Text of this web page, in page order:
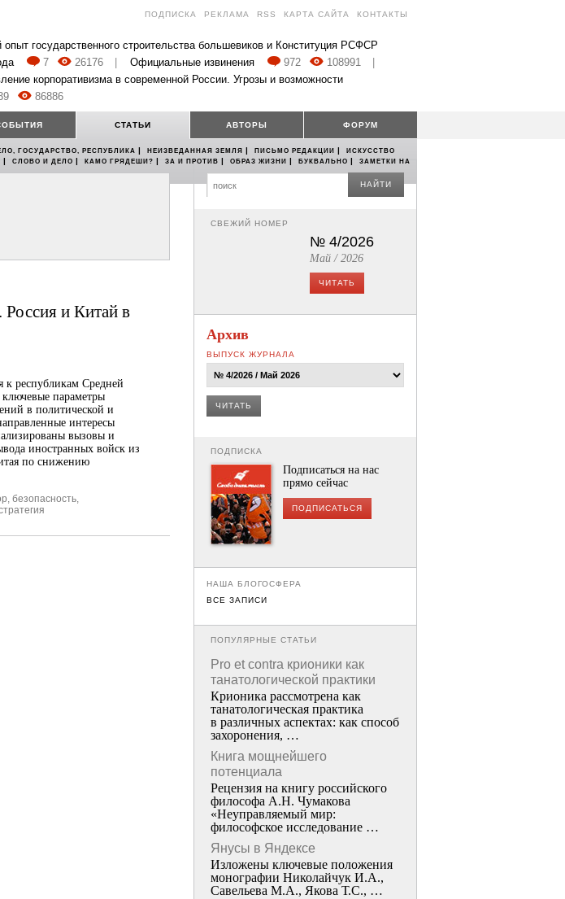
ПОДПИСКА РЕКЛАМА RSS КАРТА САЙТА КОНТАКТЫ
опыт государственного строительства большевиков и Конституция РСФСР
7 26176 Официальные извинения 972 108991
корпоративизма в современной России. Угрозы и возможности
86886
СТАТЬИ АВТОРЫ ФОРУМ
ГОСУДАРСТВО, РЕСПУБЛИКА | НЕИЗВЕДАННАЯ ЗЕМЛЯ | ПИСЬМО РЕДАКЦИИ |
ИСКУССТВО
| СЛОВО И ДЕЛО | КАМО ГРЯДЕШИ? | ЗА И ПРОТИВ | ОБРАЗ ЖИЗНИ | БУКВАЛЬНО |
ЗАМЕТКИ НА
Россия и Китай в
к республикам Средней
параметры
в политической и
интересы
вызовы и
иностранных войск из
по снижению
, безопасность,
НАЙТИ
СВЕЖИЙ НОМЕР
№ 4/2026
Май / 2026
ЧИТАТЬ
Архив
ВЫПУСК ЖУРНАЛА
ЧИТАТЬ
ПОДПИСКА
Подписаться на нас
прямо сейчас
ПОДПИСАТЬСЯ
НАША БЛОГОСФЕРА
ВСЕ ЗАПИСИ
ПОПУЛЯРНЫЕ СТАТЬИ
Pro et contra крионики как
танатологической практики
Крионика рассмотрена как
танатологическая практика
в различных аспектах: как способ
захоронения, …
Книга мощнейшего
потенциала
Рецензия на книгу российского
философа А.Н. Чумакова
«Неуправляемый мир:
философское исследование …
Янусы в Яндексе
Изложены ключевые положения
монографии Николайчук И.А.,
Савельева М.А., Якова Т.С., …